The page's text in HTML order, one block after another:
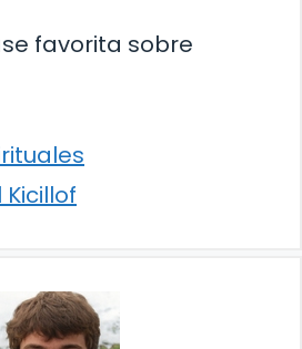
favorita sobre
Kicillof